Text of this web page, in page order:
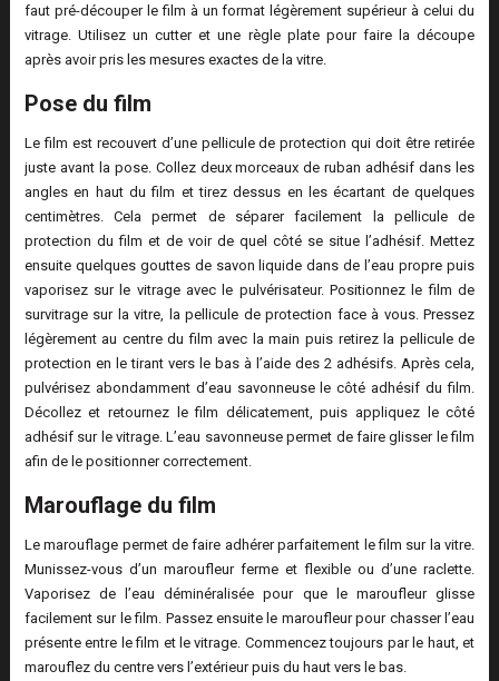
faut pré-découper le film à un format légèrement supérieur à celui du
vitrage. Utilisez un cutter et une règle plate pour faire la découpe
après avoir pris les mesures exactes de la vitre.
Pose du film
Le film est recouvert d’une pellicule de protection qui doit être retirée
juste avant la pose. Collez deux morceaux de ruban adhésif dans les
angles en haut du film et tirez dessus en les écartant de quelques
centimètres. Cela permet de séparer facilement la pellicule de
protection du film et de voir de quel côté se situe l’adhésif. Mettez
ensuite quelques gouttes de savon liquide dans de l’eau propre puis
vaporisez sur le vitrage avec le pulvérisateur. Positionnez le film de
survitrage sur la vitre, la pellicule de protection face à vous. Pressez
légèrement au centre du film avec la main puis retirez la pellicule de
protection en le tirant vers le bas à l’aide des 2 adhésifs. Après cela,
pulvérisez abondamment d’eau savonneuse le côté adhésif du film.
Décollez et retournez le film délicatement, puis appliquez le côté
adhésif sur le vitrage. L’eau savonneuse permet de faire glisser le film
afin de le positionner correctement.
Marouflage du film
Le marouflage permet de faire adhérer parfaitement le film sur la vitre.
Munissez-vous d’un maroufleur ferme et flexible ou d’une raclette.
Vaporisez de l’eau déminéralisée pour que le maroufleur glisse
facilement sur le film. Passez ensuite le maroufleur pour chasser l’eau
présente entre le film et le vitrage. Commencez toujours par le haut, et
marouflez du centre vers l’extérieur puis du haut vers le bas.